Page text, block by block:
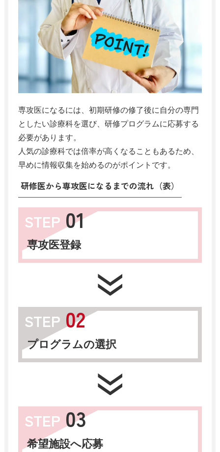
専攻医になるには、初期研修の修了後に自分の専門
としたい診療科を選び、研修プログラムに応募する
必要があります。
人気の診療科では倍率が高くなることもあるため、
早めに情報収集を始めるのがポイントです。
研修医から専攻医になるまでの流れ（表）
STEP 01
専攻医登録
STEP 02
プログラムの選択
STEP 03
希望施設へ応募